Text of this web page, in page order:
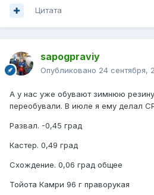
Цитата
sapogpraviy
Опубликовано 24 сентября,
А у нас уже обувают зимнюю
переобували. В июле я ему делал
Развал. -0,45 град
Кастер. 0,49 град
Схождение. 0,06 град общее
Тойота Камри 96 г праворукая